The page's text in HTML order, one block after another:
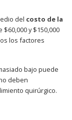
del costo de la
y $150,000
los factores
bajo puede
deben
quirúrgico.